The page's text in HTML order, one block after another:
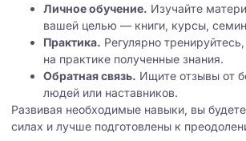
Личное обучение. Изучайте
вашей целью — книги, курсы,
Практика. Регулярно
на практике полученные знания.
Обратная связь. Ищите отзывы от
людей или наставников.
Развивая необходимые навыки, вы
силах и лучше подготовлены к